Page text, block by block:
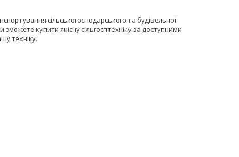
сільськогосподарського та будівельної
купити якісну сільгосптехніку за доступними
техніку.